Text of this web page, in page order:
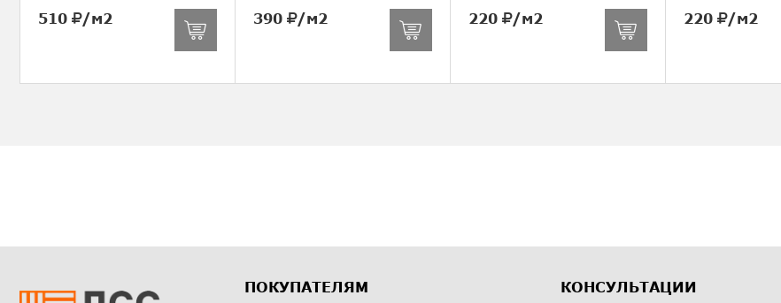
510 /м2 390 /м2 220 /м2 220 /м2
ПОКУПАТЕЛЯМ КОНСУЛЬТАЦИИ